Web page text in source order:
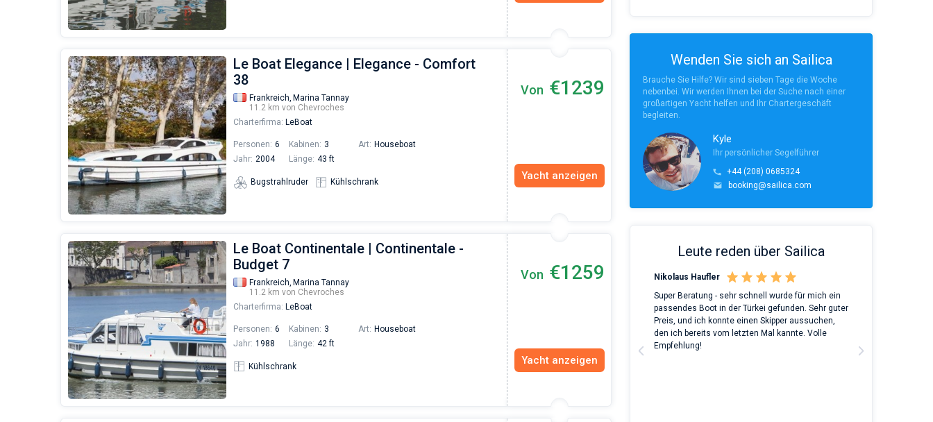
Le Boat Elegance | Elegance - Comfort
38
Frankreich, Marina Tannay
11.2 km von Chevroches
Charterfirma: LeBoat
Personen: 6 Kabinen: 3 Art: Houseboat
Jahr: 2004 Länge: 43 ft
Bugstrahlruder Kühlschrank
Von €1239
Yacht anzeigen
Le Boat Continentale | Continentale -
Budget 7
Frankreich, Marina Tannay
11.2 km von Chevroches
Charterfirma: LeBoat
Personen: 6 Kabinen: 3 Art: Houseboat
Jahr: 1988 Länge: 42 ft
Kühlschrank
Von €1259
Yacht anzeigen
Wenden Sie sich an Sailica
Brauche Sie Hilfe? Wir sind sieben Tage die Woche
nebenbei. Wir werden Ihnen bei der Suche nach einer
großartigen Yacht helfen und Ihr Chartergeschäft
begleiten.
Kyle
Ihr persönlicher Segelführer
+44 (208) 0685324
booking@sailica.com
Leute reden über Sailica
Excellent trip to Croatia! The trip was organized on
an excellent level since the very beginning - from
the yacht search to the trip itself. The team was
fast and responsive. Highly recommended to
everyone who wants to hang out with family on a
beautiful yacht or catamaran!
Nikolaus Haufler
Super Beratung - sehr schnell wurde für mich ein
passendes Boot in der Türkei gefunden. Sehr guter
Preis, und ich konnte einen Skipper aussuchen,
den ich bereits vom letzten Mal kannte. Volle
Empfehlung!